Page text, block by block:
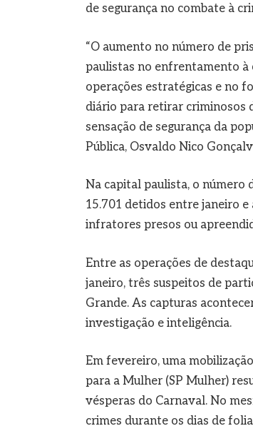
de segurança no combate à
“O aumento no número de
paulistas no enfrentamento à
operações estratégicas e no
diário para retirar criminosos
sensação de segurança da
Pública, Osvaldo Nico
Na capital paulista, o número
15.701 detidos entre janeiro e
infratores presos ou
Entre as operações de
janeiro, três suspeitos de
Grande. As capturas
investigação e inteligência.
Em fevereiro, uma
para a Mulher (SP Mulher)
vésperas do Carnaval. No
crimes durante os dias de